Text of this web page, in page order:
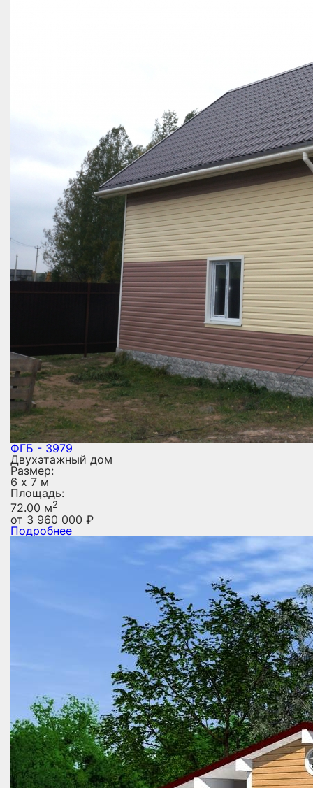
ФГБ - 3979
Двухэтажный дом
Размер:
6 х 7 м
Площадь:
72.00 м2
от 3 960 000 ₽
Подробнее